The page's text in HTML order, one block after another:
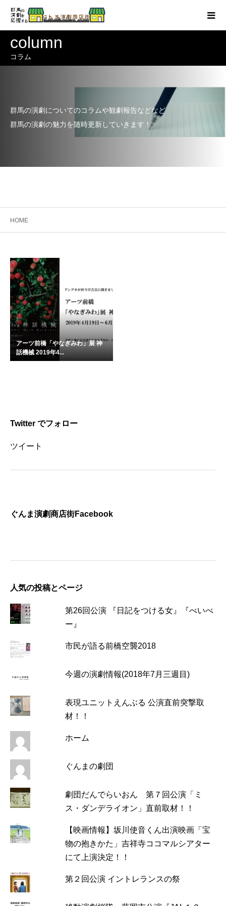
column
コラム
群馬の演劇についてのコラムや観劇報告などなど
群馬の演劇の魅力を随時更新していきます！
HOME
アーツ前橋「やなぎみわ」展 神
話機械 2019年4...
Twitter でフォロー
ツイート
ぐんま演劇商店街Facebook
人気の投稿とページ
第26回公演 『日記をつける女』『べいべ
ー』
市民が語る前橋空襲2018
今週の演劇情報(2018年7月三週目)
表現ユニットえんぶる 公演直前突撃取
材！！
ホーム
ぐんまの劇団
劇団だんでらいおん 第７回公演「ミ
ス・ダンデライオン」直前取材！！
【映画情報】坂川使音くん出演映画「宝
物の抱きかた」吉祥寺ココマルシアター
にて上演決定！！
第２回公演 イントレランスの祭